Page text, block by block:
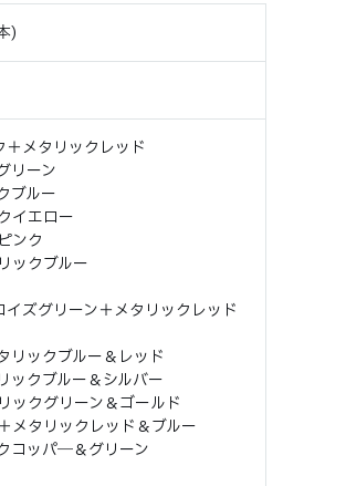
)
メタリックレッド
リーン
ブルー
イエロー
ンク
ックブルー
ズグリーン＋メタリックレッド
リックブルー＆レッド
ックブルー＆シルバー
ックグリーン＆ゴールド
メタリックレッド＆ブルー
コッパ―＆グリーン